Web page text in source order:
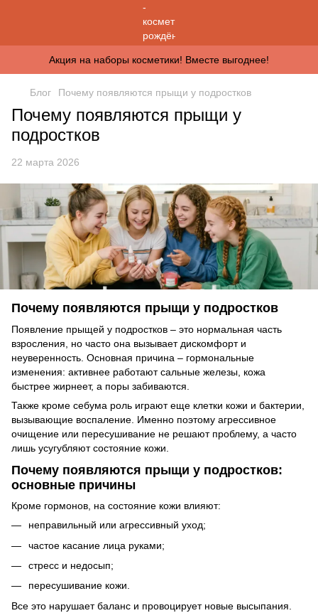
Акция на наборы косметики! Вместе выгоднее!
Блог Почему появляются прыщи у подростков
Почему появляются прыщи у
подростков
22 марта 2026
Почему появляются прыщи у подростков
Появление прыщей у подростков – это нормальная часть
взросления, но часто она вызывает дискомфорт и
неуверенность. Основная причина – гормональные
изменения: активнее работают сальные железы, кожа
быстрее жирнеет, а поры забиваются.
Также кроме себума роль играют еще клетки кожи и бактерии,
вызывающие воспаление. Именно поэтому агрессивное
очищение или пересушивание не решают проблему, а часто
лишь усугубляют состояние кожи.
Почему появляются прыщи у подростков:
основные причины
Кроме гормонов, на состояние кожи влияют:
неправильный или агрессивный уход;
частое касание лица руками;
стресс и недосып;
пересушивание кожи.
Все это нарушает баланс и провоцирует новые высыпания.